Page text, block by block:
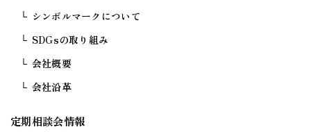
シンボルマークについて
SDGsの取り組み
会社概要
会社沿革
定期相談会情報